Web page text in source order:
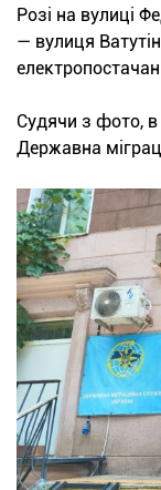
Розі на вулиці
— вулиця
Судячи з фото,
Державна